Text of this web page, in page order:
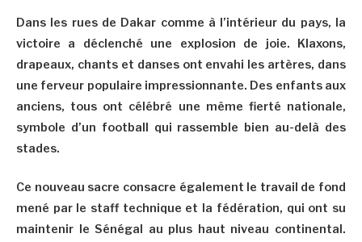
Dans les rues de Dakar comme à l’intérieur du pays, la
victoire a déclenché une explosion de joie. Klaxons,
drapeaux, chants et danses ont envahi les artères, dans
une ferveur populaire impressionnante. Des enfants aux
anciens, tous ont célébré une même fierté nationale,
symbole d’un football qui rassemble bien au-delà des
stades.
Ce nouveau sacre consacre également le travail de fond
mené par le staff technique et la fédération, qui ont su
maintenir le Sénégal au plus haut niveau continental.